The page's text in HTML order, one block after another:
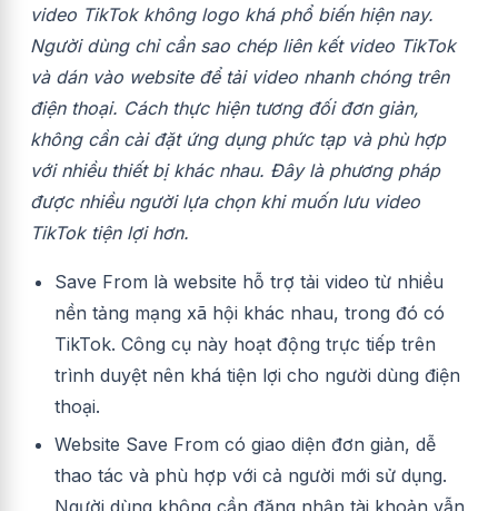
video TikTok không logo khá phổ biến hiện nay.
Người dùng chỉ cần sao chép liên kết video TikTok
và dán vào website để tải video nhanh chóng trên
điện thoại. Cách thực hiện tương đối đơn giản,
không cần cài đặt ứng dụng phức tạp và phù hợp
với nhiều thiết bị khác nhau. Đây là phương pháp
được nhiều người lựa chọn khi muốn lưu video
TikTok tiện lợi hơn.
Save From là website hỗ trợ tải video từ nhiều
nền tảng mạng xã hội khác nhau, trong đó có
TikTok. Công cụ này hoạt động trực tiếp trên
trình duyệt nên khá tiện lợi cho người dùng điện
thoại.
Website Save From có giao diện đơn giản, dễ
thao tác và phù hợp với cả người mới sử dụng.
Người dùng không cần đăng nhập tài khoản vẫn